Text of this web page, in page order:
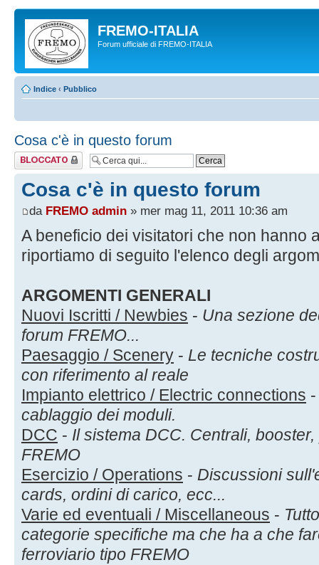
FREMO-ITALIA
Forum ufficiale di FREMO-ITALIA
Indice ‹ Pubblico
Cosa c'è in questo forum
Argomento
bloccato
Cosa c'è in questo forum
da FREMO admin » mer mag 11, 2011 10:36 am
A beneficio dei visitatori che non hanno
riportiamo di seguito l'elenco degli
ARGOMENTI GENERALI
Nuovi Iscritti / Newbies - Una sezione
forum FREMO...
Paesaggio / Scenery - Le tecniche
con riferimento al reale
Impianto elettrico / Electric connections
cablaggio dei moduli.
DCC - Il sistema DCC. Centrali,
FREMO
Esercizio / Operations - Discussioni
cards, ordini di carico, ecc...
Varie ed eventuali / Miscellaneous -
categorie specifiche ma che ha a che
ferroviario tipo FREMO